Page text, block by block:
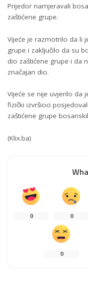
Prijedor namjeravali
zaštićene grupe.
Vijeće je razmotrilo da li
grupe i zaključilo da su
dio zaštićene grupe i da
značajan dio.
Vijeće se nije uvjerilo da
fizički izvršioci
zaštićene grupe
(Klix.ba)
0 0
0